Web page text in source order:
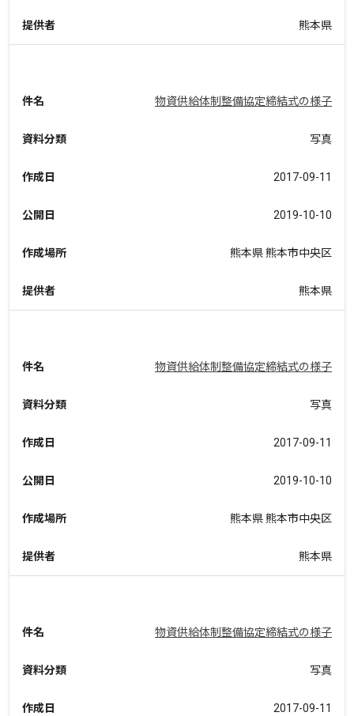
提供者 熊本県
件名 物資供給体制整備協定締結式の様子
資料分類 写真
作成日 2017-09-11
公開日 2019-10-10
作成場所 熊本県 熊本市中央区
提供者 熊本県
件名 物資供給体制整備協定締結式の様子
資料分類 写真
作成日 2017-09-11
公開日 2019-10-10
作成場所 熊本県 熊本市中央区
提供者 熊本県
件名 物資供給体制整備協定締結式の様子
資料分類 写真
作成日 2017-09-11